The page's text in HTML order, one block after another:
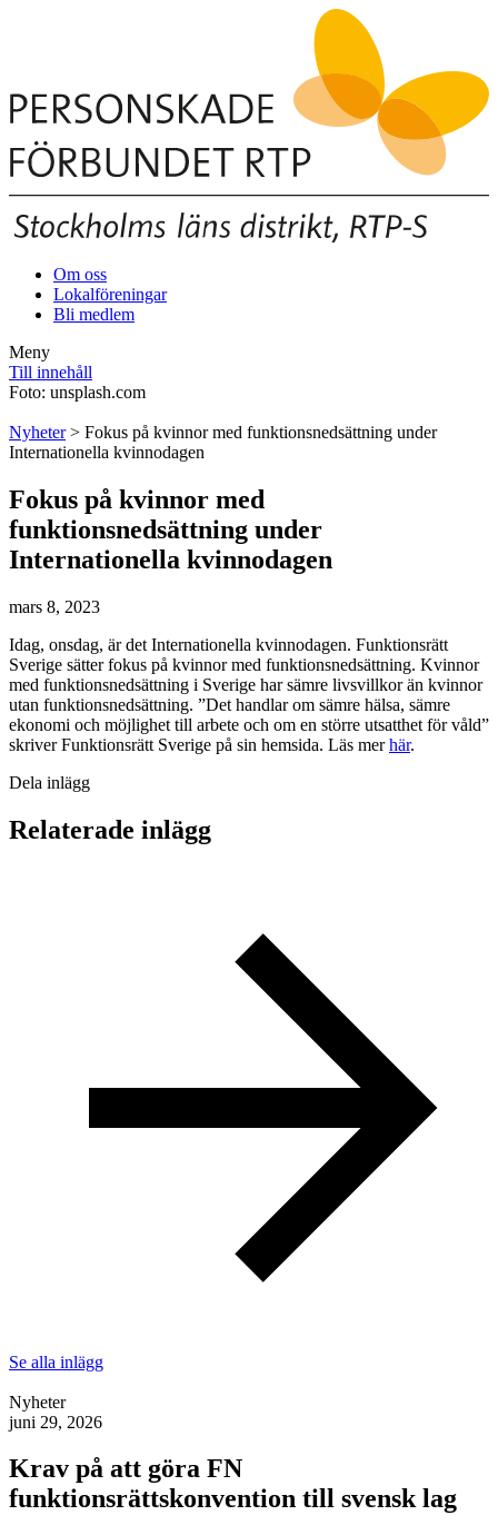
Om oss
Lokalföreningar
Bli medlem
Meny
Till innehåll
Foto: unsplash.com
Nyheter> Fokus på kvinnor med funktionsnedsättning under
Internationella kvinnodagen
Fokus på kvinnor med
funktionsnedsättning under
Internationella kvinnodagen
mars 8, 2023
Idag, onsdag, är det Internationella kvinnodagen. Funktionsrätt
Sverige sätter fokus på kvinnor med funktionsnedsättning. Kvinnor
med funktionsnedsättning i Sverige har sämre livsvillkor än kvinnor
utan funktionsnedsättning. ”Det handlar om sämre hälsa, sämre
ekonomi och möjlighet till arbete och om en större utsatthet för våld”
skriver Funktionsrätt Sverige på sin hemsida. Läs merhär.
Dela inlägg
Relaterade inlägg
Se alla inlägg
Nyheter
juni 29, 2026
Krav på att göra FN
funktionsrättskonvention till svensk lag